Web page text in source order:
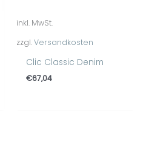
inkl. MwSt.
zzgl.Versandkosten
Clic Classic Denim
€67,04